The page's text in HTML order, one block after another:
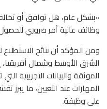
«بشكل عام، هل توافق أو
وظائف عالية أمر ضروري
ومن المؤكد أن نتائج
الشرق الأوسط وشمال أفريقيا،
الموثقة والبيانات التجريبية
المهارات عند التعيين، ما يبرز
على وظيفة.